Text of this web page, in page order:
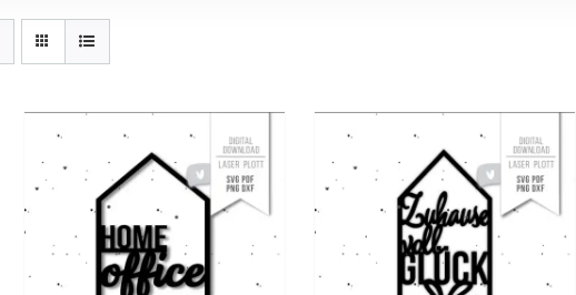
IN DEN WARENKORB
/
DETAILS
IN DEN WARENKORB
DETAILS